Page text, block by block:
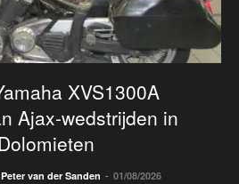
XVS1300A
Ajax-wedstrijden in
Peter van der Sanden - 01/08/2026